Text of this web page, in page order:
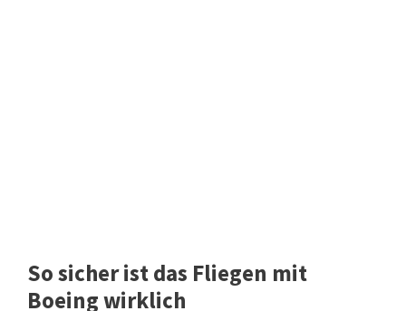
So sicher ist das Fliegen mit
Boeing wirklich